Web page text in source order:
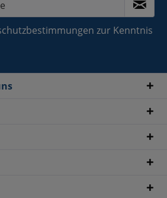
zur Kenntnis